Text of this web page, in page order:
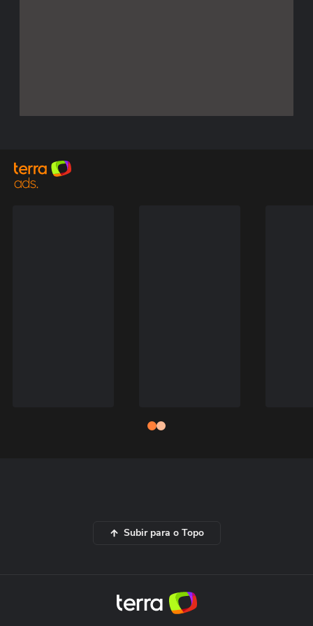
Subir para o Topo